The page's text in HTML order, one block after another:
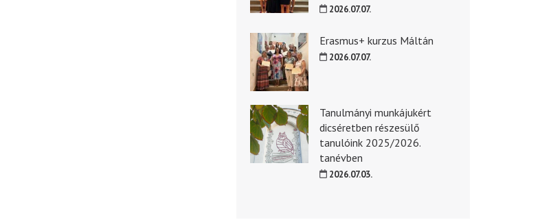
2026.07.07.
Erasmus+ kurzus Máltán
2026.07.07.
Tanulmányi munkájukért
dicséretben részesülő
tanulóink 2025/2026.
tanévben
2026.07.03.